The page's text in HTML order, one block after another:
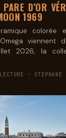
D’OR
1969
colorée
viennent
2026, la
· STÉPHANE